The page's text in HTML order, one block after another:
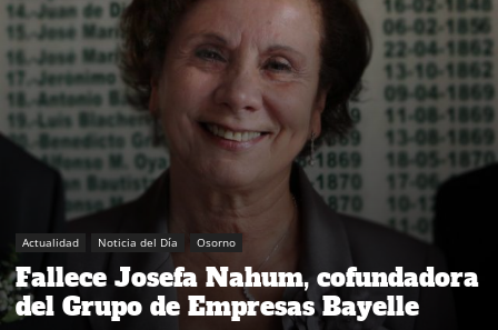
Actualidad Noticia del Día Osorno
Fallece Josefa Nahum, cofundadora
del Grupo de Empresas Bayelle